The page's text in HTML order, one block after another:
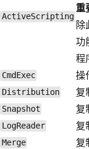
ActiveScripting
重
除
功
程
CmdExec 操
Distribution 复
Snapshot 复
LogReader 复
Merge 复